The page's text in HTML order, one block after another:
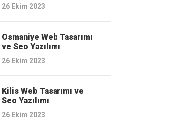
26 Ekim 2023
Osmaniye ‎Web Tasarımı
ve Seo Yazılımı
26 Ekim 2023
Kilis ‎Web Tasarımı ve
Seo Yazılımı
26 Ekim 2023